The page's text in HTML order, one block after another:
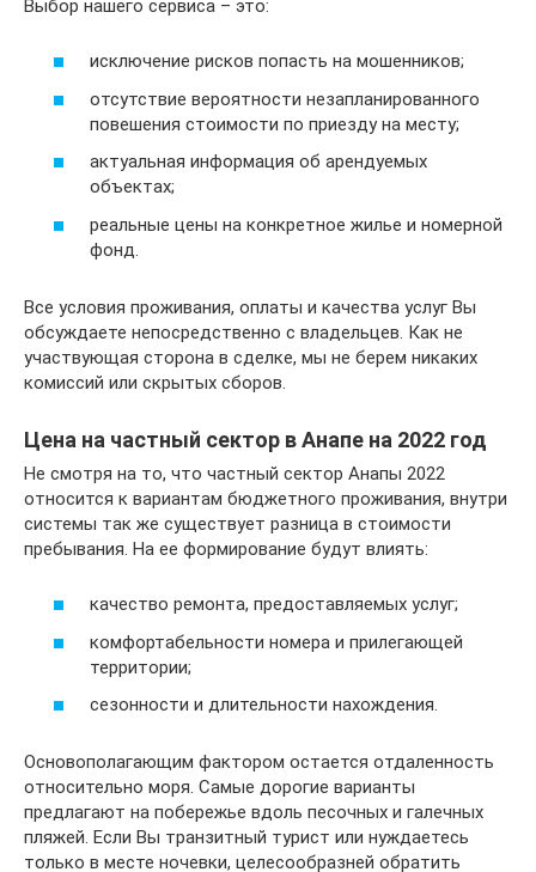
Выбор нашего сервиса – это:
исключение рисков попасть на мошенников;
отсутствие вероятности незапланированного
повешения стоимости по приезду на месту;
актуальная информация об арендуемых
объектах;
реальные цены на конкретное жилье и номерной
фонд.
Все условия проживания, оплаты и качества услуг Вы
обсуждаете непосредственно с владельцев. Как не
участвующая сторона в сделке, мы не берем никаких
комиссий или скрытых сборов.
Цена на частный сектор в Анапе на 2022 год
Не смотря на то, что частный сектор Анапы 2022
относится к вариантам бюджетного проживания, внутри
системы так же существует разница в стоимости
пребывания. На ее формирование будут влиять:
качество ремонта, предоставляемых услуг;
комфортабельности номера и прилегающей
территории;
сезонности и длительности нахождения.
Основополагающим фактором остается отдаленность
относительно моря. Самые дорогие варианты
предлагают на побережье вдоль песочных и галечных
пляжей. Если Вы транзитный турист или нуждаетесь
только в месте ночевки, целесообразней обратить